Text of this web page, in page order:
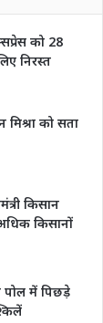
को 28
निरस्त
को सता
किसान
किसानों
में पिछड़े